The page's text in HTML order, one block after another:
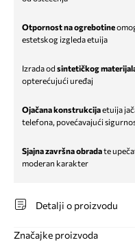
Otpornost na ogrebotine
estetskog izgleda etuija
Izrada od sintetičkog
opterećujući uređaj
Ojačana konstrukcijaetuija
telefona, povećavajući
Sjajna završna obradate
moderan karakter
Detalji o proizvodu
Značajke proizvoda